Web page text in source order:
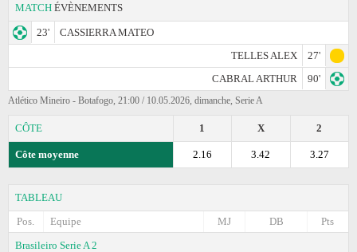
MATCH ÉVÈNEMENTS
23'
CASSIERRA MATEO
TELLES ALEX
27'
CABRAL ARTHUR
90'
Atlético Mineiro - Botafogo, 21:00 / 10.05.2026, dimanche, Serie A
CÔTE 2
X
1
Côte moyenne 3.27
3.42
2.16
TABLEAU
Pos.
Equipe Pts
DB
MJ
Brasileiro Serie A 2